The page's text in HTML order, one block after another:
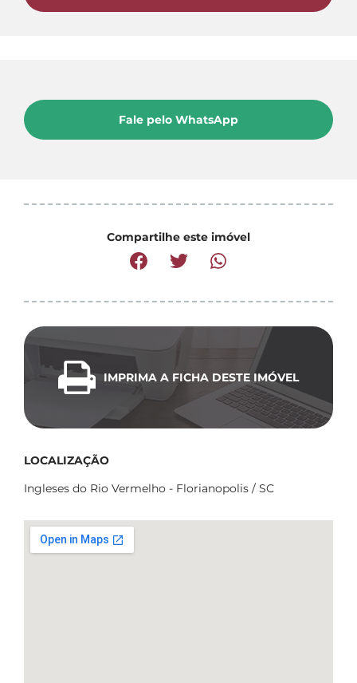
Fale pelo WhatsApp
Compartilhe este imóvel
IMPRIMA A FICHA DESTE IMÓVEL
LOCALIZAÇÃO
Ingleses do Rio Vermelho - Florianopolis / SC